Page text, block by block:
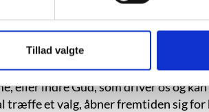
Tillad valgte
tema er
skønneste nat
Resultatet er, at
eller indre Gud, som driver os og
et valg, åbner fremtiden sig for